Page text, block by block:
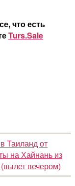
что есть
Turs.Sale
Таиланд от
на Хайнань из
вечером)